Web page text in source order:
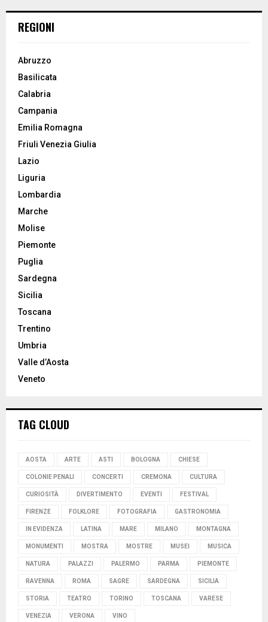
REGIONI
Abruzzo
Basilicata
Calabria
Campania
Emilia Romagna
Friuli Venezia Giulia
Lazio
Liguria
Lombardia
Marche
Molise
Piemonte
Puglia
Sardegna
Sicilia
Toscana
Trentino
Umbria
Valle d’Aosta
Veneto
TAG CLOUD
AOSTA ARTE ASTI BOLOGNA CHIESE
COLONIE PENALI CONCERTI CREMONA CULTURA
CURIOSITÀ DIVERTIMENTO EVENTI FESTIVAL
FIRENZE FOLKLORE FOTOGRAFIA GASTRONOMIA
IN EVIDENZA LATINA MARE MILANO MONTAGNA
MONUMENTI MOSTRA MOSTRE MUSEI MUSICA
NATURA PALAZZI PALERMO PARMA PIEMONTE
RAVENNA ROMA SAGRE SARDEGNA SICILIA
STORIA TEATRO TORINO TOSCANA VARESE
VENEZIA VERONA VINO